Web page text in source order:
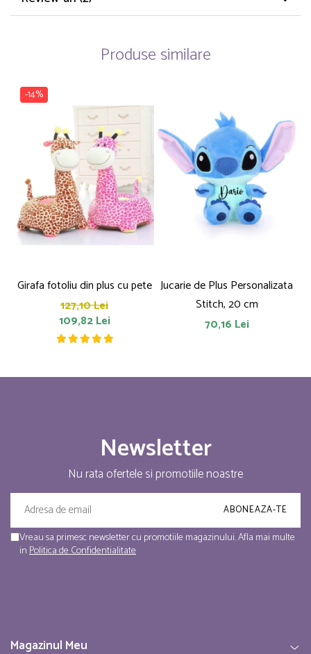
Produse similare
-14%
Girafa fotoliu din plus cu pete
127,10 Lei
109,82 Lei
Jucarie de Plus Personalizata
Stitch, 20 cm
70,16 Lei
Newsletter
Nu rata ofertele si promotiile noastre
Vreau sa primesc newsletter cu promotiile magazinului. Afla mai multe
inPolitica de Confidentialitate
Magazinul Meu